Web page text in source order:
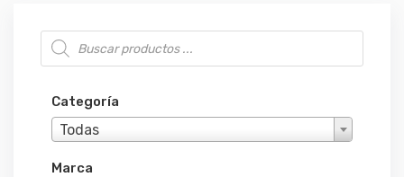
Búsqueda de productos
Categoría
Todas
Marca